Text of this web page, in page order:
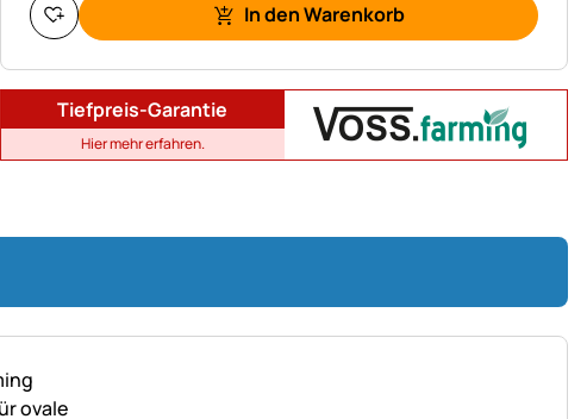
In den Warenkorb
Tiefpreis-Garantie
Hier mehr erfahren.